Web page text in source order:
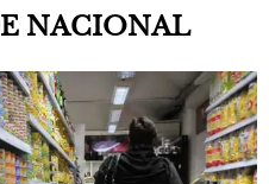
NACIONAL